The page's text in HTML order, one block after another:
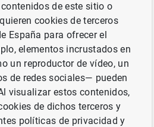
a que persiste la
según el informe del BCE
Siguiente
de nuevos datos...
de este sitio o
cookies de terceros
España para ofrecer el
elementos incrustados en
un reproductor de vídeo, un
de redes sociales— pueden
visualizar estos contenidos,
de dichos terceros y
políticas de privacidad y